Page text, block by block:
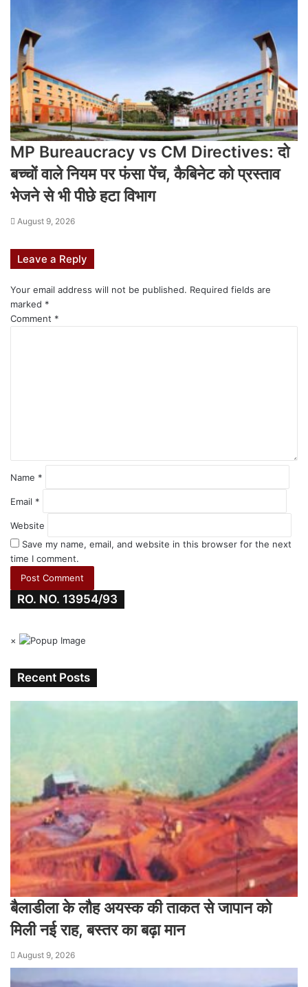
MP Bureaucracy vs CM Directives: दो
बच्चों वाले नियम पर फंसा पेंच, कैबिनेट को प्रस्ताव
भेजने से भी पीछे हटा विभाग
August 9, 2026
Leave a Reply
Your email address will not be published. Required fields are
marked *
Comment *
Name *
Email *
Website
Save my name, email, and website in this browser for the next
time I comment.
RO. NO. 13954/93
×
Recent Posts
बैलाडीला के लौह अयस्क की ताकत से जापान को
मिली नई राह, बस्तर का बढ़ा मान
August 9, 2026